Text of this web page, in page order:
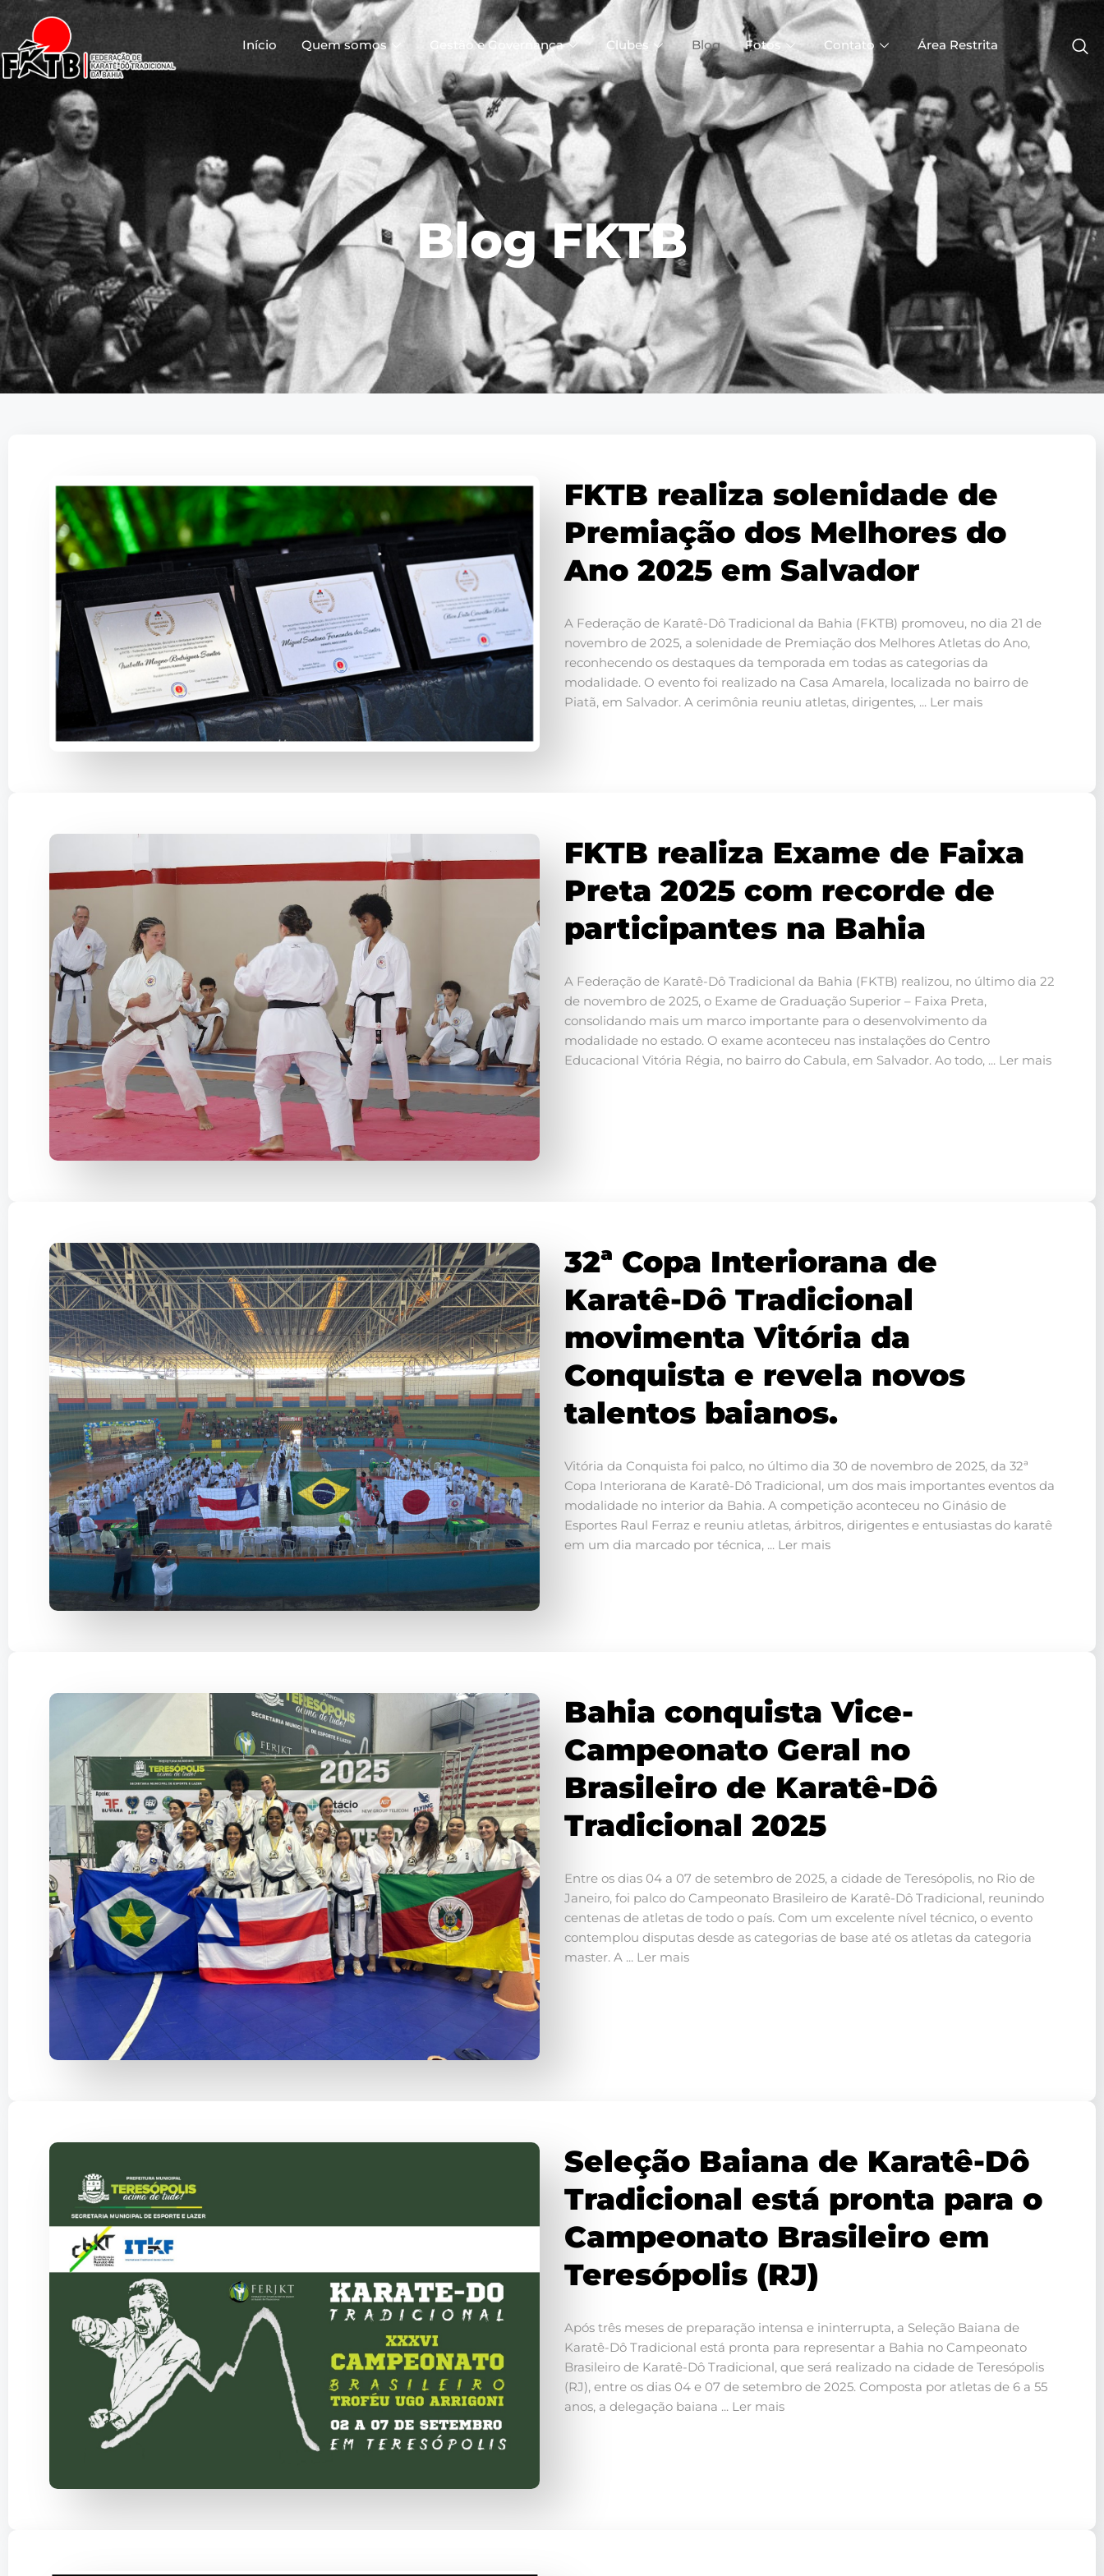
Início Quem somos Gestão e Governança Clubes Blog Fotos Contato Área Restrita
Blog FKTB
FKTB realiza solenidade de
Premiação dos Melhores do
Ano 2025 em Salvador
A Federação de Karatê-Dô Tradicional da Bahia (FKTB) promoveu, no dia 21 de
novembro de 2025, a solenidade de Premiação dos Melhores Atletas do Ano,
reconhecendo os destaques da temporada em todas as categorias da
modalidade. O evento foi realizado na Casa Amarela, localizada no bairro de
Piatã, em Salvador. A cerimônia reuniu atletas, dirigentes, ... Ler mais
FKTB realiza Exame de Faixa
Preta 2025 com recorde de
participantes na Bahia
A Federação de Karatê-Dô Tradicional da Bahia (FKTB) realizou, no último dia 22
de novembro de 2025, o Exame de Graduação Superior – Faixa Preta,
consolidando mais um marco importante para o desenvolvimento da
modalidade no estado. O exame aconteceu nas instalações do Centro
Educacional Vitória Régia, no bairro do Cabula, em Salvador. Ao todo, ... Ler mais
32ª Copa Interiorana de
Karatê-Dô Tradicional
movimenta Vitória da
Conquista e revela novos
talentos baianos.
Vitória da Conquista foi palco, no último dia 30 de novembro de 2025, da 32ª
Copa Interiorana de Karatê-Dô Tradicional, um dos mais importantes eventos da
modalidade no interior da Bahia. A competição aconteceu no Ginásio de
Esportes Raul Ferraz e reuniu atletas, árbitros, dirigentes e entusiastas do karatê
em um dia marcado por técnica, ... Ler mais
Bahia conquista Vice-
Campeonato Geral no
Brasileiro de Karatê-Dô
Tradicional 2025
Entre os dias 04 a 07 de setembro de 2025, a cidade de Teresópolis, no Rio de
Janeiro, foi palco do Campeonato Brasileiro de Karatê-Dô Tradicional, reunindo
centenas de atletas de todo o país. Com um excelente nível técnico, o evento
contemplou disputas desde as categorias de base até os atletas da categoria
master. A ... Ler mais
Seleção Baiana de Karatê-Dô
Tradicional está pronta para o
Campeonato Brasileiro em
Teresópolis (RJ)
Após três meses de preparação intensa e ininterrupta, a Seleção Baiana de
Karatê-Dô Tradicional está pronta para representar a Bahia no Campeonato
Brasileiro de Karatê-Dô Tradicional, que será realizado na cidade de Teresópolis
(RJ), entre os dias 04 e 07 de setembro de 2025. Composta por atletas de 6 a 55
anos, a delegação baiana ... Ler mais